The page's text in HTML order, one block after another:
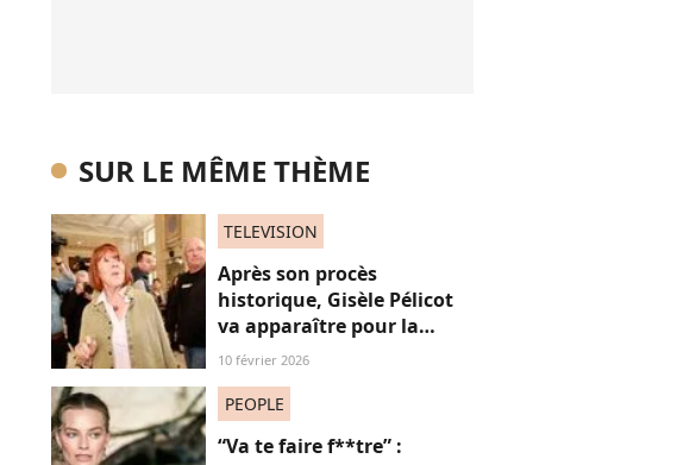
SUR LE MÊME THÈME
TELEVISION
Après son procès
historique, Gisèle Pélicot
va apparaître pour la
première fois à la
10 février 2026
PEOPLE
“Va te faire f**tre” :